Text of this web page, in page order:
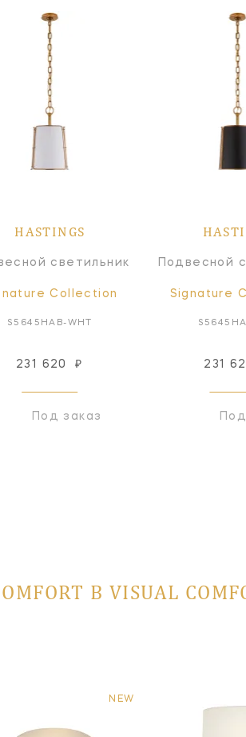
HASTINGS
светильник
Collection
S5645HAB-WHT
231 620 ₽
Под заказ
Подвесной
Signature
231
В VISUAL
NEW